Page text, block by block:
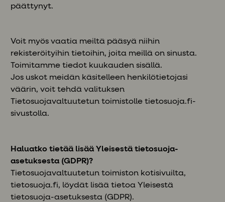
päättynyt.
Voit myös vaatia meiltä pääsyä niihin
rekisteröityihin tietoihin, joita meillä on sinusta.
Toimitamme tiedot kuukauden sisällä.
Jos uskot meidän käsitelleen henkilötietojasi
väärin, voit tehdä valituksen
Tietosuojavaltuutetun toimistolle tietosuoja.fi-
sivustolla.
Haluatko tietää lisää Yleisestä tietosuoja-
asetuksesta (GDPR)?
Tietosuojavaltuutetun toimiston kotisivuilta,
tietosuoja.fi, löydät lisää tietoa Yleisestä
tietosuoja-asetuksesta (GDPR).